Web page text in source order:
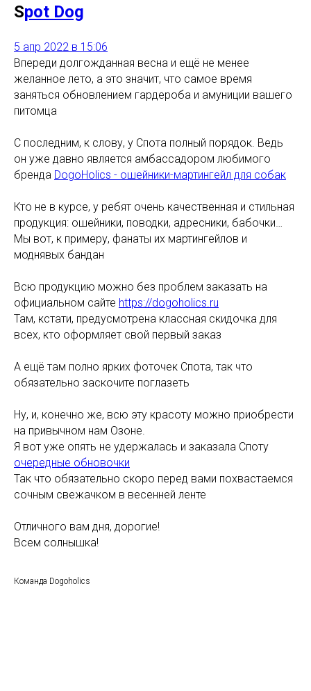
Spot Dog
5 апр 2022 в 15:06
Впереди долгожданная весна и ещё не менее
желанное лето, а это значит, что самое время
заняться обновлением гардероба и амуниции вашего
питомца
С последним, к слову, у Спота полный порядок. Ведь
он уже давно является амбассадором любимого
бренда DogoHolics - ошейники-мартингейл для собак
Кто не в курсе, у ребят очень качественная и стильная
продукция: ошейники, поводки, адресники, бабочки…
Мы вот, к примеру, фанаты их мартингейлов и
моднявых бандан
Всю продукцию можно без проблем заказать на
официальном сайте https://dogoholics.ru
Там, кстати, предусмотрена классная скидочка для
всех, кто оформляет свой первый заказ
А ещё там полно ярких фоточек Спота, так что
обязательно заскочите поглазеть
Ну, и, конечно же, всю эту красоту можно приобрести
на привычном нам Озоне.
Я вот уже опять не удержалась и заказала Споту
очередные обновочки
Так что обязательно скоро перед вами похвастаемся
сочным свежачком в весенней ленте
Отличного вам дня, дорогие!
Всем солнышка!
Команда Dogoholics